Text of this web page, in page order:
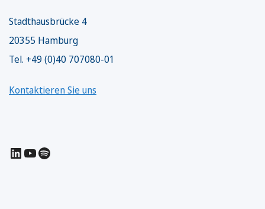
Stadthausbrücke 4
20355 Hamburg
Tel. +49 (0)40 707080-01
Kontaktieren Sie uns
LinkedIn
YouTube
Spotify